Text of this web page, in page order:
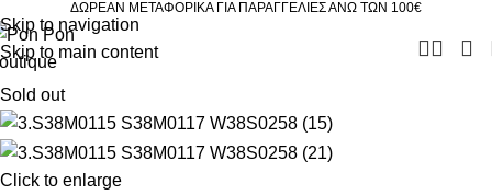
Skip to navigation
Skip to main content
ΔΩΡΕΑΝ ΜΕΤΑΦΟΡΙΚΑ ΓΙΑ ΠΑΡΑΓΓΕΛΙΕΣ ΑΝΩ ΤΩΝ 100€
Sold out
Click to enlarge